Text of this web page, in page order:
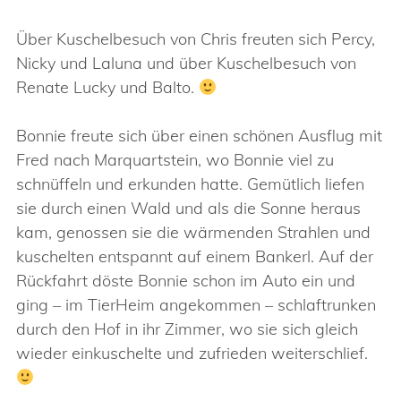
Über Kuschelbesuch von Chris freuten sich Percy,
Nicky und Laluna und über Kuschelbesuch von
Renate Lucky und Balto.
Bonnie freute sich über einen schönen Ausflug mit
Fred nach Marquartstein, wo Bonnie viel zu
schnüffeln und erkunden hatte. Gemütlich liefen
sie durch einen Wald und als die Sonne heraus
kam, genossen sie die wärmenden Strahlen und
kuschelten entspannt auf einem Bankerl. Auf der
Rückfahrt döste Bonnie schon im Auto ein und
ging – im TierHeim angekommen – schlaftrunken
durch den Hof in ihr Zimmer, wo sie sich gleich
wieder einkuschelte und zufrieden weiterschlief.